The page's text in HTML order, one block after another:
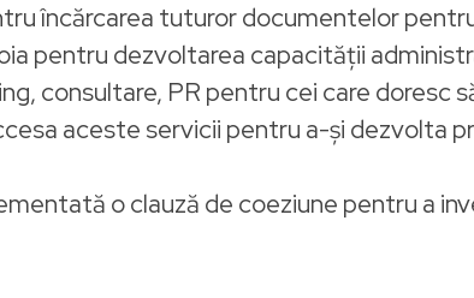
încărcarea tuturor documentelor
pentru dezvoltarea capacității
consultare, PR pentru cei care doresc
aceste servicii pentru a-și dezvolta
o clauză de coeziune pentru a